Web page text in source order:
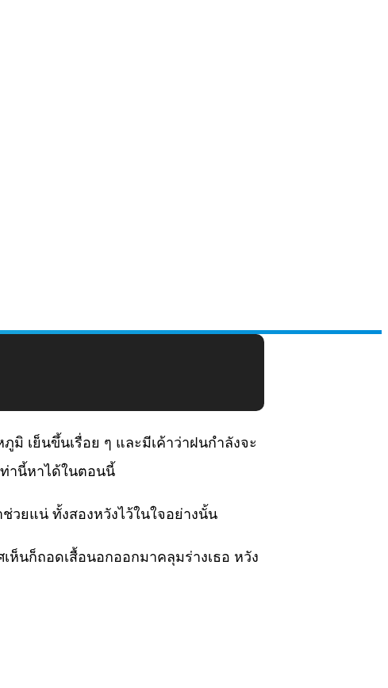
เย็นขึ้นเรื่อย ๆ และมีเค้าว่าฝนกำลังจะ
านี้หาได้ในตอนนี้
วยแน่ ทั้งสองหวังไว้ในใจอย่างนั้น
ห็นก็ถอดเสื้อนอกออกมาคลุมร่างเธอ หวัง